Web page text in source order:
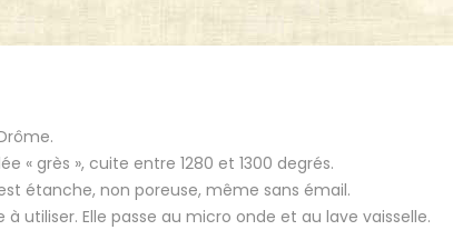
« grès », cuite entre 1280 et 1300 degrés.
étanche, non poreuse, même sans émail.
utiliser. Elle passe au micro onde et au lave vaisselle.